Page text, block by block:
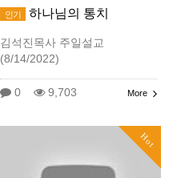
인기 하나님의 통치
김석진목사 주일설교
(8/14/2022)
0 9,703 More
Hot